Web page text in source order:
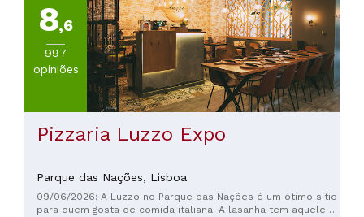
8,6
997
opiniões
Pizzaria Luzzo Expo
Parque das Nações, Lisboa
09/06/2026: A Luzzo no Parque das Nações é um ótimo sítio
para quem gosta de comida italiana. A lasanha tem aquele